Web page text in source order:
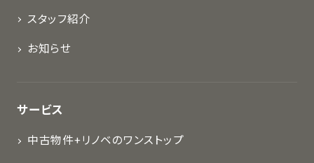
スタッフ紹介
お知らせ
サービス
中古物件+リノベのワンストップ